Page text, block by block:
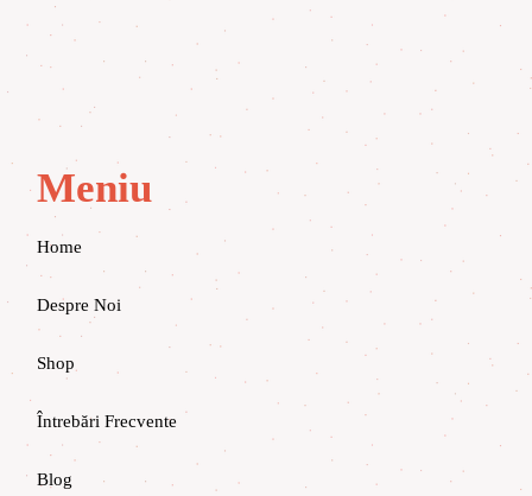
Meniu
Home
Despre Noi
Shop
Întrebări Frecvente
Blog